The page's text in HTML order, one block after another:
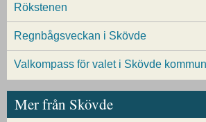
Rökstenen
Regnbågsveckan i Skövde
Valkompass för valet i Skövde kommun
Mer från Skövde